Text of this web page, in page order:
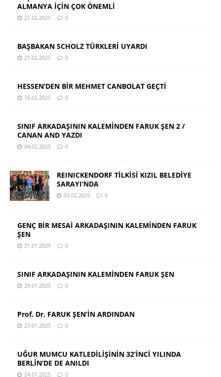
ALMANYA İÇİN ÇOK ÖNEMLİ
21.02.2025 0
BAŞBAKAN SCHOLZ TÜRKLERİ UYARDI
21.02.2025 0
HESSEN’DEN BİR MEHMET CANBOLAT GEÇTİ
16.02.2025 0
SINIF ARKADAŞININ KALEMİNDEN FARUK ŞEN 2 /
CANAN AND YAZDI
04.02.2025 0
REINICKENDORF TİLKİSİ KIZIL BELEDİYE
SARAYI’NDA
03.02.2025 0
GENÇ BİR MESAİ ARKADAŞININ KALEMİNDEN FARUK
ŞEN
31.01.2025 0
SINIF ARKADAŞININ KALEMİNDEN FARUK ŞEN
29.01.2025 0
Prof. Dr. FARUK ŞEN’İN ARDINDAN
27.01.2025 0
UĞUR MUMCU KATLEDİLİŞİNİN 32’İNCİ YILINDA
BERLİN’DE DE ANILDI
24.01.2025 0